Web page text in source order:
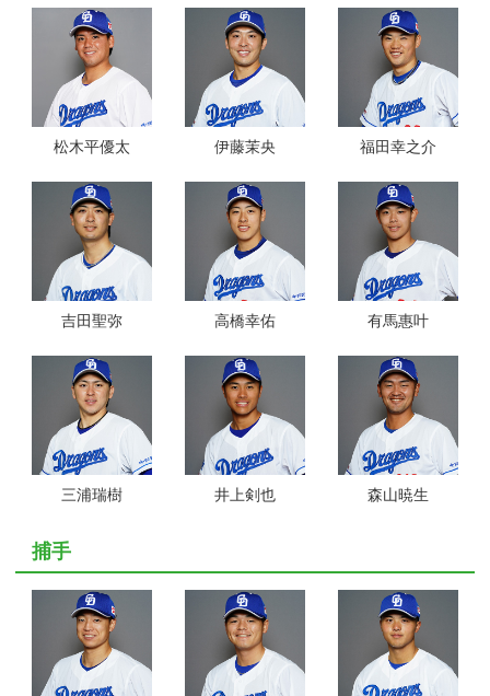
松木平優太 伊藤茉央 福田幸之介
吉田聖弥 高橋幸佑 有馬惠叶
三浦瑞樹 井上剣也 森山暁生
捕手